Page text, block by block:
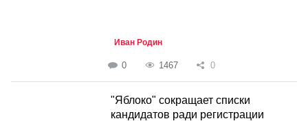
Иван Родин
0 1467 0
"Яблоко" сокращает списки
кандидатов ради регистрации